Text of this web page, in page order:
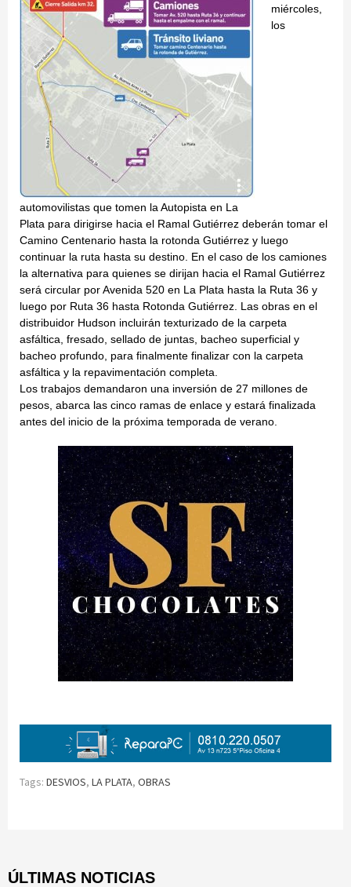
miércoles,
los
automovilistas que tomen la Autopista en La
Plata para dirigirse hacia el Ramal Gutiérrez deberán tomar el
Camino Centenario hasta la rotonda Gutiérrez y luego
continuar la ruta hasta su destino. En el caso de los camiones
la alternativa para quienes se dirijan hacia el Ramal Gutiérrez
será circular por Avenida 520 en La Plata hasta la Ruta 36 y
luego por Ruta 36 hasta Rotonda Gutiérrez. Las obras en el
distribuidor Hudson incluirán texturizado de la carpeta
asfáltica, fresado, sellado de juntas, bacheo superficial y
bacheo profundo, para finalmente finalizar con la carpeta
asfáltica y la repavimentación completa.
Los trabajos demandaron una inversión de 27 millones de
pesos, abarca las cinco ramas de enlace y estará finalizada
antes del inicio de la próxima temporada de verano.
Tags: DESVIOS, LA PLATA, OBRAS
ÚLTIMAS NOTICIAS